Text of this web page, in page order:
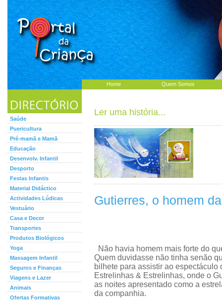
Home Quem Somos
Saúde
Puericultura
Pré-mamã e Mamã
Educação
Desenvolv. Infantil
Desporto
Festas Infantis
Material Didáctico
Actividades Lúdicas
Vestuário
Casa e Decor
Transportes
Produtos Biológicos
Yoga
Massagem Infantil
Seguros e Finanças
Viagens e Lazer
Animais
Ofertas Formativas
Ler uma história...
Gutierres, o homem
Não havia homem mais forte do
Quem duvidasse não tinha senão
bilhete para assistir ao espectáculo
Estrelinhas & Estrelinhas, onde o
as noites apresentado como a
da companhia.